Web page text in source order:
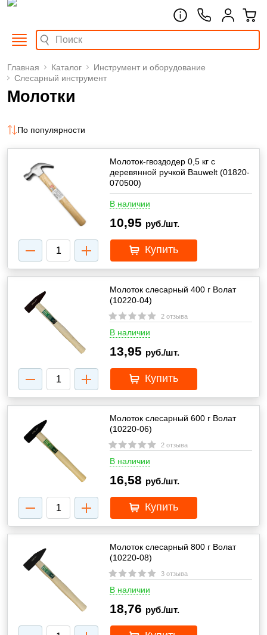
Главная Каталог
Инструмент и оборудование
Слесарный инструмент
Молотки
По популярности
Молоток-гвоздодер 0,5 кг с
деревянной ручкой Bauwelt (01820-
070500)
В наличии
10,95 руб./шт.
Купить
Молоток слесарный 400 г Волат
(10220-04)
2 отзыва
В наличии
13,95 руб./шт.
Купить
Молоток слесарный 600 г Волат
(10220-06)
2 отзыва
В наличии
16,58 руб./шт.
Купить
Молоток слесарный 800 г Волат
(10220-08)
3 отзыва
В наличии
18,76 руб./шт.